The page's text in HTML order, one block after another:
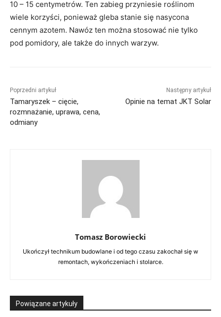
10 – 15 centymetrów. Ten zabieg przyniesie roślinom
wiele korzyści, ponieważ gleba stanie się nasycona
cennym azotem. Nawóz ten można stosować nie tylko
pod pomidory, ale także do innych warzyw.
Poprzedni artykuł
Tamaryszek – cięcie,
rozmnażanie, uprawa, cena,
odmiany
Następny artykuł
Opinie na temat JKT Solar
Tomasz Borowiecki
Ukończył technikum budowlane i od tego czasu zakochał się w
remontach, wykończeniach i stolarce.
Powiązane artykuły